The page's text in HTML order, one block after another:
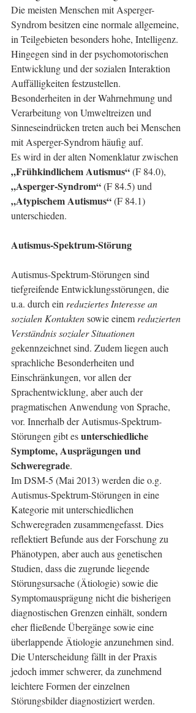
Die meisten Menschen mit Asperger-
Syndrom besitzen eine normale allgemeine,
in Teilgebieten besonders hohe, Intelligenz.
Hingegen sind in der psychomotorischen
Entwicklung und der sozialen Interaktion
Auffälligkeiten festzustellen.
Besonderheiten in der Wahrnehmung und
Verarbeitung von Umweltreizen und
Sinneseindrücken treten auch bei Menschen
mit Asperger-Syndrom häufig auf.
Es wird in der alten Nomenklatur zwischen
„Frühkindlichem Autismus“ (F 84.0),
„Asperger-Syndrom“ (F 84.5) und
„Atypischem Autismus“ (F 84.1)
unterschieden.
Autismus-Spektrum-Störung
Autismus-Spektrum-Störungen sind
tiefgreifende Entwicklungsstörungen, die
u.a. durch ein reduziertes Interesse an
sozialen Kontakten sowie einem reduzierten
Verständnis sozialer Situationen
gekennzeichnet sind. Zudem liegen auch
sprachliche Besonderheiten und
Einschränkungen, vor allen der
Sprachentwicklung, aber auch der
pragmatischen Anwendung von Sprache,
vor. Innerhalb der Autismus-Spektrum-
Störungen gibt es unterschiedliche
Symptome, Ausprägungen und
Schweregrade.
Im DSM-5 (Mai 2013) werden die o.g.
Autismus-Spektrum-Störungen in eine
Kategorie mit unterschiedlichen
Schweregraden zusammengefasst. Dies
reflektiert Befunde aus der Forschung zu
Phänotypen, aber auch aus genetischen
Studien, dass die zugrunde liegende
Störungsursache (Ätiologie) sowie die
Symptomausprägung nicht die bisherigen
diagnostischen Grenzen einhält, sondern
eher fließende Übergänge sowie eine
überlappende Ätiologie anzunehmen sind.
Die Unterscheidung fällt in der Praxis
jedoch immer schwerer, da zunehmend
leichtere Formen der einzelnen
Störungsbilder diagnostiziert werden.